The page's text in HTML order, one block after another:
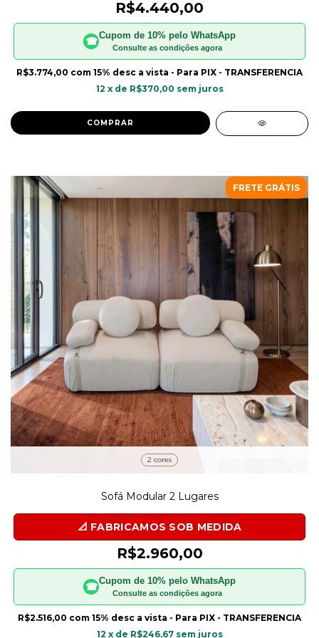
R$4.440,00
☎
Cupom de 10% pelo WhatsApp
Consulte as condições agora
R$3.774,00 com 15% desc a vista - Para PIX - TRANSFERENCIA
12 x de R$370,00 sem juros
COMPRAR
FRETE GRÁTIS
2 cores
Sofá Modular 2 Lugares
R$2.960,00
☎
Cupom de 10% pelo WhatsApp
Consulte as condições agora
R$2.516,00 com 15% desc a vista - Para PIX - TRANSFERENCIA
12 x de R$246,67 sem juros